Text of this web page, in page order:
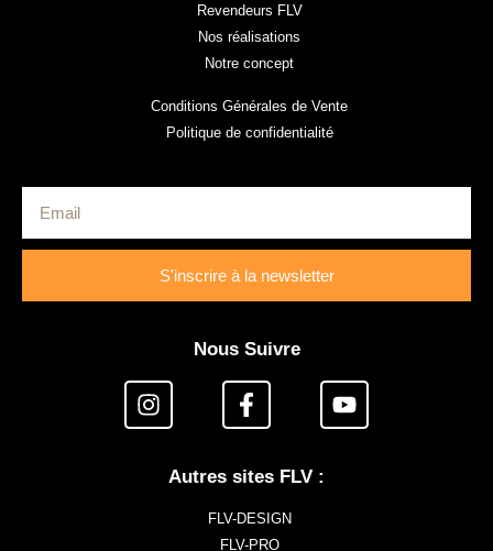
Revendeurs FLV
Nos réalisations
Notre concept
Conditions Générales de Vente
Politique de confidentialité
S'inscrire à la newsletter
Nous Suivre
Autres sites FLV :
FLV-DESIGN
FLV-PRO